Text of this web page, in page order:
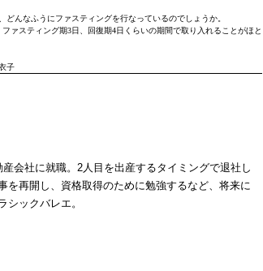
んなふうにファスティングを行なっているのでしょうか。
ァスティング期3日、回復期4日くらいの期間で取り入れることがほと
子
会社に就職。2人目を出産するタイミングで退社し
を再開し、資格取得のために勉強するなど、将来に
シックバレエ。